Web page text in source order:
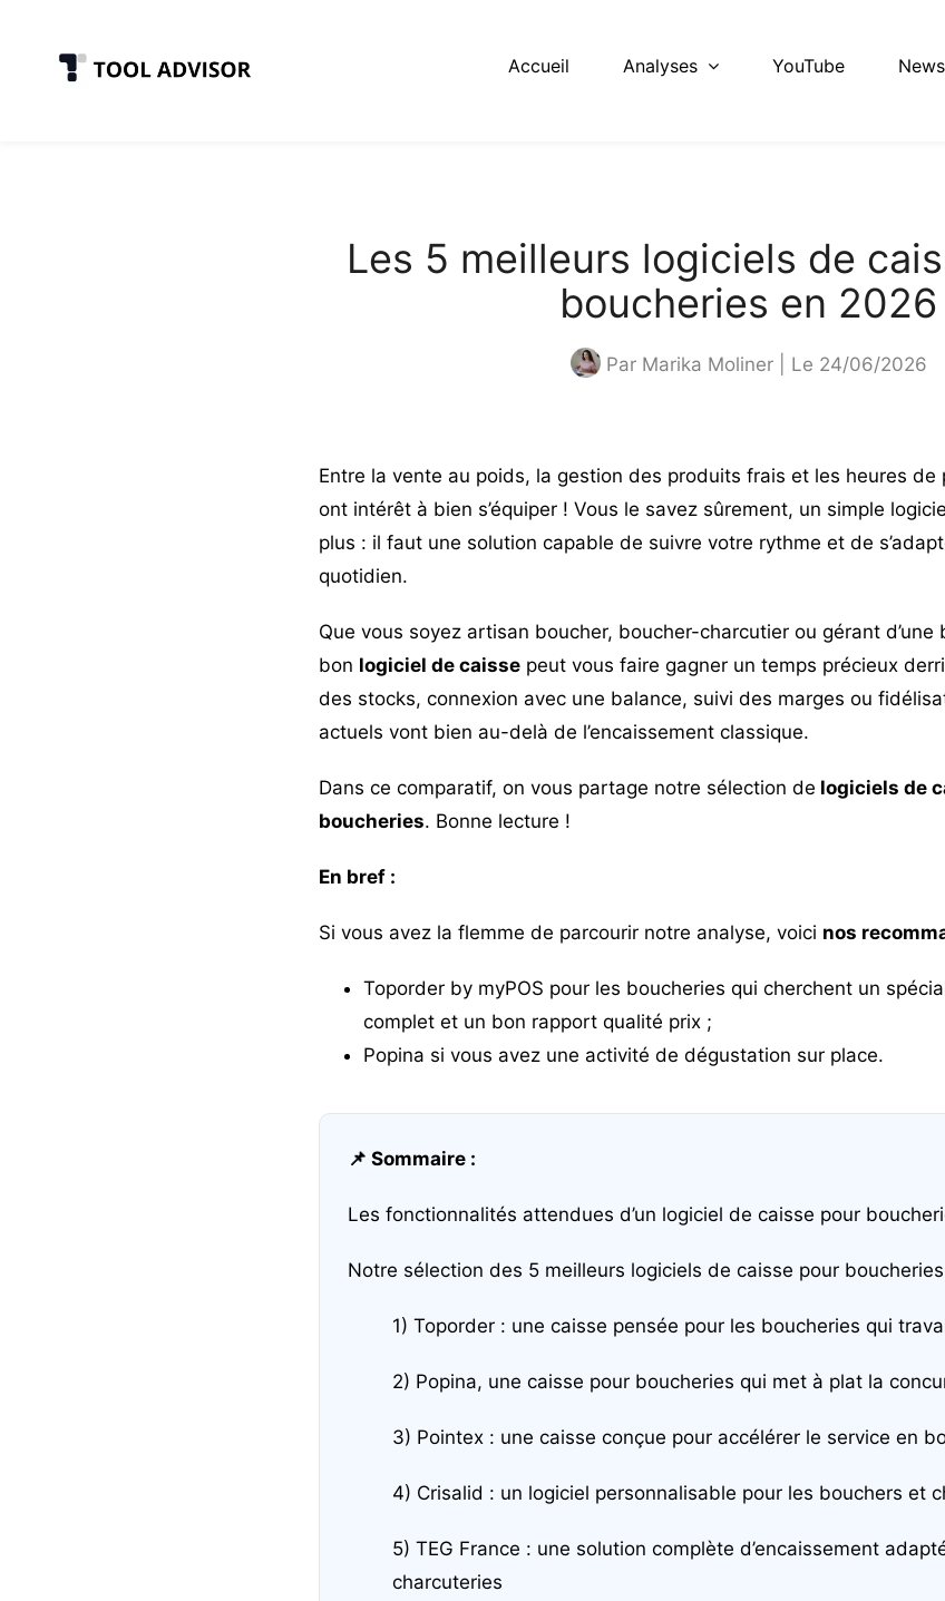
Accueil Analyses YouTube
Les 5 meilleurs logiciels de
boucheries en 2026
Par Marika Moliner| Le 24/06/2026
Entre la vente au poids, la gestion des produits frais et les heures de
ont intérêt à bien s’équiper ! Vous le savez sûrement, un simple
plus : il faut une solution capable de suivre votre rythme et de
quotidien.
Que vous soyez artisan boucher, boucher-charcutier ou gérant
bon logiciel de caissepeut vous faire gagner un temps précieux
des stocks, connexion avec une balance, suivi des marges ou
actuels vont bien au-delà de l’encaissement classique.
Dans ce comparatif, on vous partage notre sélection de logiciels de
boucheries. Bonne lecture !
En bref :
Si vous avez la flemme de parcourir notre analyse, voici nos
Toporder by myPOS pour les boucheries qui cherchent un
complet et un bon rapport qualité prix ;
Popina si vous avez une activité de dégustation sur place.
📌 Sommaire :
Les fonctionnalités attendues d’un logiciel de caisse pour
Notre sélection des 5 meilleurs logiciels de caisse pour
1) Toporder : une caisse pensée pour les boucheries qui
2) Popina, une caisse pour boucheries qui met à plat la
3) Pointex : une caisse conçue pour accélérer le service en
4) Crisalid : un logiciel personnalisable pour les bouchers et
5) TEG France : une solution complète d’encaissement
charcuteries